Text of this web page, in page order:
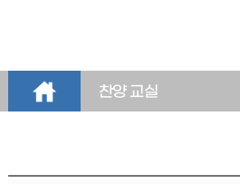
찬양 교실